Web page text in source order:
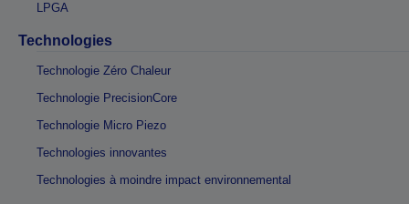
LPGA
Technologies
Technologie Zéro Chaleur
Technologie PrecisionCore
Technologie Micro Piezo
Technologies innovantes
Technologies à moindre impact environnemental